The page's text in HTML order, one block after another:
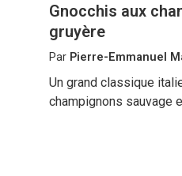
Gnocchis aux
gruyère
Par Pierre-Emmanuel
Un grand classique
champignons sauvage